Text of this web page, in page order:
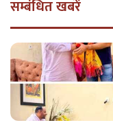
सम्बंधित खबरें